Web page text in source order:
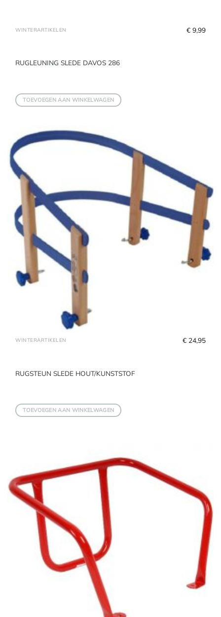
WINTERARTIKELEN
RUGLEUNING SLEDE DAVOS 286
€ 9,99
TOEVOEGEN AAN WINKELWAGEN
WINTERARTIKELEN
RUGSTEUN SLEDE HOUT/KUNSTSTOF
€ 24,95
TOEVOEGEN AAN WINKELWAGEN